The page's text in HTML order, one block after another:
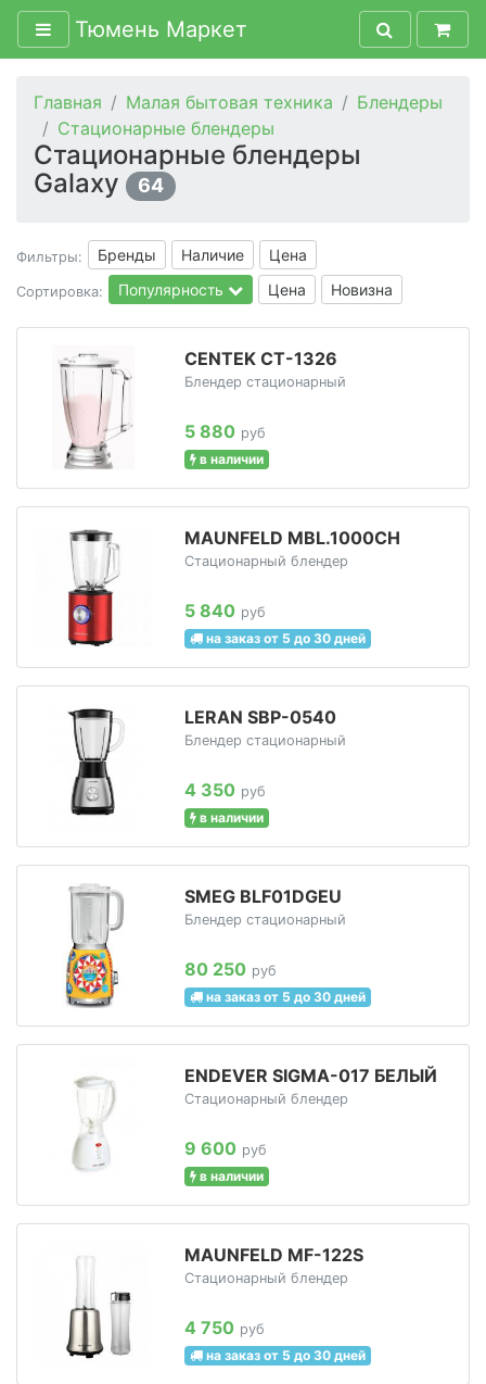
Тюмень Маркет
Главная Малая бытовая техника
Блендеры
Стационарные блендеры
Стационарные блендеры
Galaxy
64
Фильтры: Бренды Наличие Цена
Сортировка: Популярность Цена Новизна
CENTEK CT-1326
Блендер стационарный
5 880 руб
в наличии
MAUNFELD MBL.1000CH
Стационарный блендер
5 840 руб
на заказ от 5 до 30 дней
LERAN SBP-0540
Блендер стационарный
4 350 руб
в наличии
SMEG BLF01DGEU
Блендер стационарный
80 250 руб
на заказ от 5 до 30 дней
ENDEVER SIGMA-017 БЕЛЫЙ
Стационарный блендер
9 600 руб
в наличии
MAUNFELD MF-122S
Стационарный блендер
4 750 руб
на заказ от 5 до 30 дней